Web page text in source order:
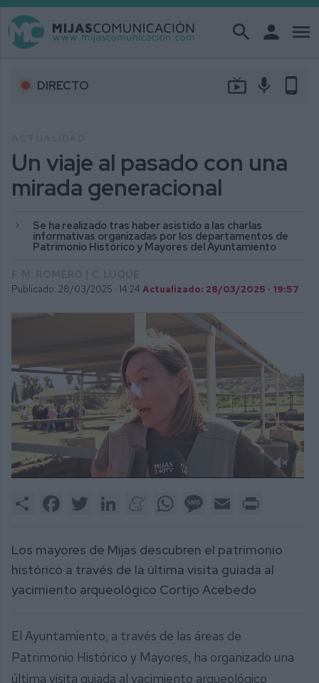
search person menu
DIRECTO live_tv mic phone_android
Un viaje al pasado con una
mirada generacional
Se ha realizado tras haber asistido a las charlas
informativas organizadas por los departamentos de
Patrimonio Histórico y Mayores del Ayuntamiento
Publicado: 28/03/2025 · 14:24 Actualizado: 28/03/2025 · 19:57
1
Share FacebookTwitter LinkedInMeneameWhatsAppMessage
Email
Los mayores de Mijas descubren el patrimonio
histórico a través de la última visita guiada al
yacimiento arqueológico Cortijo Acebedo
El Ayuntamiento, a través de las áreas de
Patrimonio Histórico y Mayores, ha organizado una
última visita guiada al yacimiento arqueológico